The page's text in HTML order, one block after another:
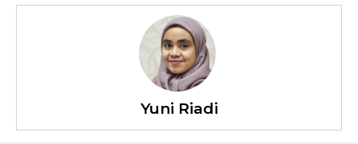
Yuni Riadi